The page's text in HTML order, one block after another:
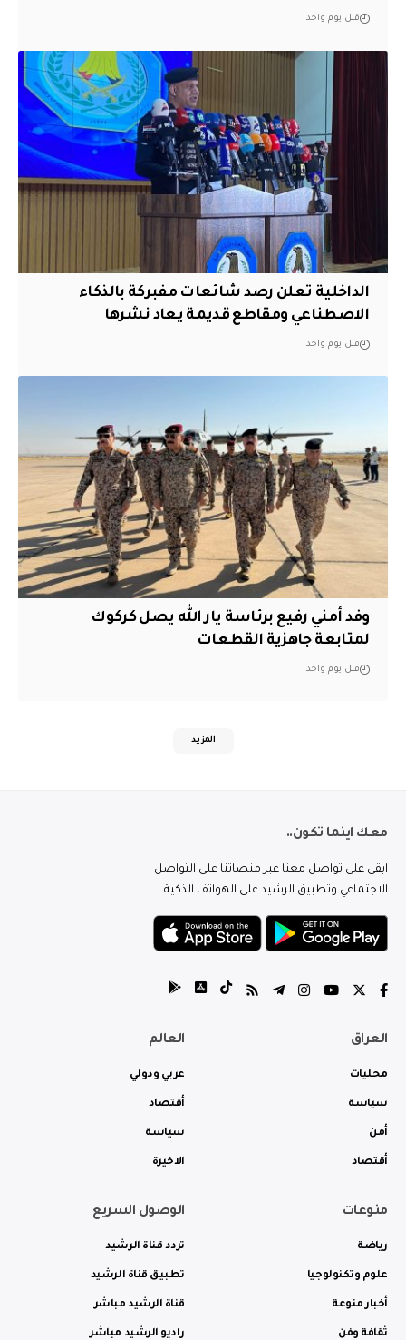
قبل يوم واحد
الداخلية تعلن رصد شائعات مفبركة بالذكاء
الاصطناعي ومقاطع قديمة يعاد نشرها
قبل يوم واحد
وفد أمني رفيع برئاسة يار الله يصل كركوك
لمتابعة جاهزية القطعات
قبل يوم واحد
المزيد
معك اينما تكون..
ابقى على تواصل معنا عبر منصاتنا على التواصل
الاجتماعي وتطبيق الرشيد على الهواتف الذكية.
العراق
محليات
سياسة
أمن
أقتصاد
العالم
عربي ودولي
أقتصاد
سياسة
الاخيرة
منوعات
رياضة
علوم وتكنولوجيا
أخبار منوعة
ثقافة وفن
الوصول السريع
تردد قناة الرشيد
تطبيق قناة الرشيد
قناة الرشيد مباشر
راديو الرشيد مباشر